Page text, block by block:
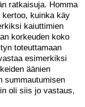
ratkaisuja. Homma
kertoo, kuinka käy
kaiuttimien
korkeuden koko
toteuttamaan
esimerkiksi
äänien
summautumisen
oli siis jo vastaus,